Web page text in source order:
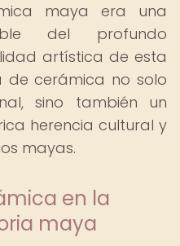
maya era una
del profundo
artística de esta
de cerámica no solo
sino también un
herencia cultural y
mayas.
en la
maya